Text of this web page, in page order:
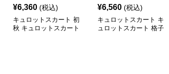
¥6,360 (税込)
キュロットスカート 初
秋 キュロットスカート
¥6,560 (税込)
キュロットスカート キ
ュロットスカート 格子